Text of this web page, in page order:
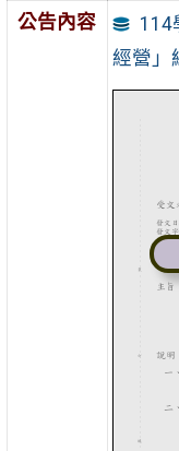
公告內容
114
經營」